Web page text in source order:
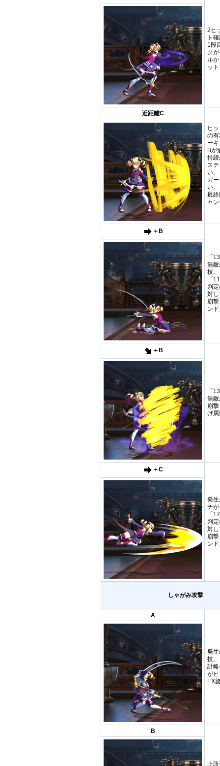
2ヒ
ト
1段
ク
ル
ッ
近距離C
ヒ
の
ー
Bが
持
ス
い。
ガ
い。
最
ャ
＋B
「
無
技。
「
判
対
崩
ン
＋B
「
無
崩
げ
＋C
発
チ
「
判
対
崩
ン
しゃがみ攻撃
A
発
技。
計
が
EX
B
上